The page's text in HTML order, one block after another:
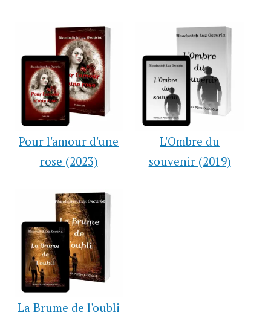
Pour l'amour d'une
rose (2023)
L'Ombre du
souvenir (2019)
La Brume de l'oubli